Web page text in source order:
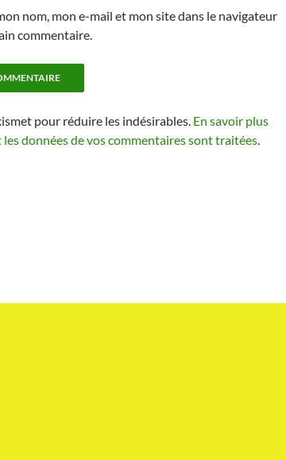
nom, mon e-mail et mon site dans le navigateur
commentaire.
pour réduire les indésirables. En savoir plus
données de vos commentaires sont traitées.